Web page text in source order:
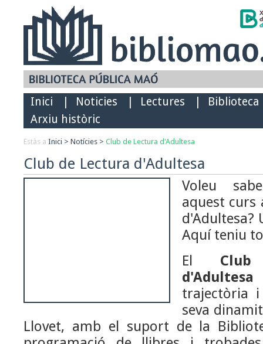
Inici Noticies Lectures
Biblioteca
Arxiu històric
Estàs a Inici > Notícies > Club de Lectura d'Adultesa
Club de Lectura d'Adultesa
Voleu
aquest curs
d'Adultesa?
Aquí teniu
El
d'Adultesa
trajectòria
seva
Llovet, amb el suport de la